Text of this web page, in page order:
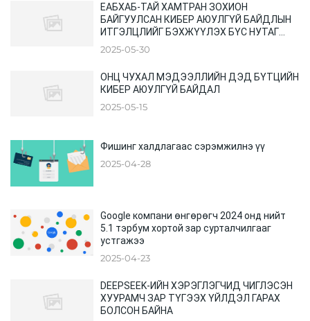
ЕАБХАБ-ТАЙ ХАМТРАН ЗОХИОН
БАЙГУУЛСАН КИБЕР АЮУЛГҮЙ БАЙДЛЫН
ИТГЭЛЦЛИЙГ БЭХЖҮҮЛЭХ БҮС НУТАГ
ХООРОНДЫН ХУРАЛ
2025-05-30
ОНЦ ЧУХАЛ МЭДЭЭЛЛИЙН ДЭД БҮТЦИЙН
КИБЕР АЮУЛГҮЙ БАЙДАЛ
2025-05-15
Фишинг халдлагаас сэрэмжилнэ үү
2025-04-28
Google компани өнгөрөгч 2024 онд нийт
5.1 тэрбум хортой зар сурталчилгааг
устгажээ
2025-04-23
DEEPSEEK-ИЙН ХЭРЭГЛЭГЧИД ЧИГЛЭСЭН
ХУУРАМЧ ЗАР ТҮГЭЭХ ҮЙЛДЭЛ ГАРАХ
БОЛСОН БАЙНА